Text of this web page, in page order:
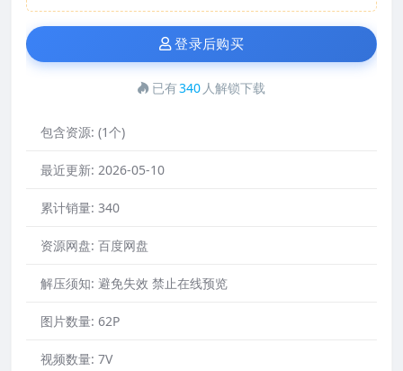
登录后购买
已有340 人解锁下载
包含资源: (1个)
最近更新: 2026-05-10
累计销量: 340
资源网盘: 百度网盘
解压须知: 避免失效 禁止在线预览
图片数量: 62P
视频数量: 7V